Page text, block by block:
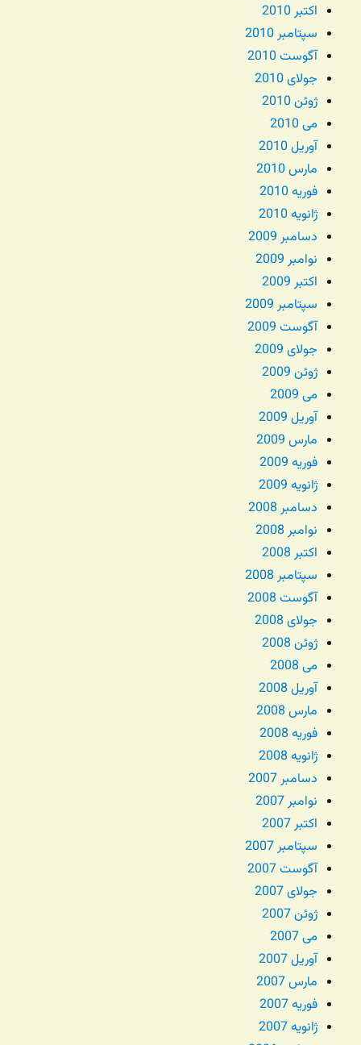
اکتبر 2010
سپتامبر 2010
آگوست 2010
جولای 2010
ژوئن 2010
می 2010
آوریل 2010
مارس 2010
فوریه 2010
ژانویه 2010
دسامبر 2009
نوامبر 2009
اکتبر 2009
سپتامبر 2009
آگوست 2009
جولای 2009
ژوئن 2009
می 2009
آوریل 2009
مارس 2009
فوریه 2009
ژانویه 2009
دسامبر 2008
نوامبر 2008
اکتبر 2008
سپتامبر 2008
آگوست 2008
جولای 2008
ژوئن 2008
می 2008
آوریل 2008
مارس 2008
فوریه 2008
ژانویه 2008
دسامبر 2007
نوامبر 2007
اکتبر 2007
سپتامبر 2007
آگوست 2007
جولای 2007
ژوئن 2007
می 2007
آوریل 2007
مارس 2007
فوریه 2007
ژانویه 2007